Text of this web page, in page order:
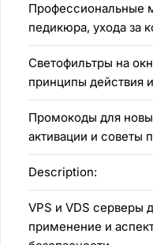
Профессиональные
педикюра, ухода за
Светофильтры на
принципы действия
Промокоды для
активации и советы
Description:
VPS и VDS серверы
применение и